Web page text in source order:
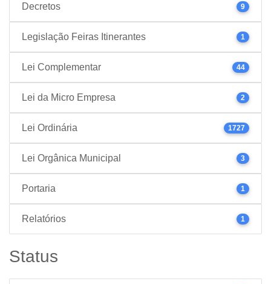
Decretos 9
Legislação Feiras Itinerantes 1
Lei Complementar 44
Lei da Micro Empresa 2
Lei Ordinária 1727
Lei Orgânica Municipal 3
Portaria 1
Relatórios 1
Status